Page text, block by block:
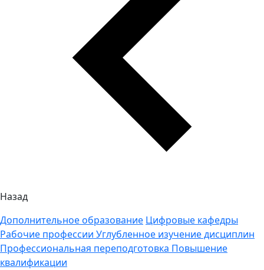
Назад
Дополнительное образование Цифровые кафедры
Рабочие профессии Углубленное изучение дисциплин
Профессиональная переподготовка Повышение
квалификации